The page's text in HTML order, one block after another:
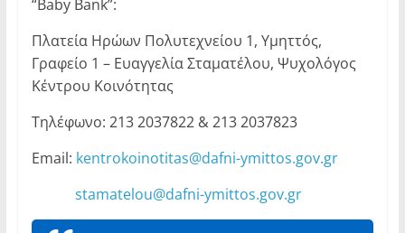
“Baby Bank”:
Πλατεία Ηρώων Πολυτεχνείου 1, Υμηττός,
Γραφείο 1 – Ευαγγελία Σταματέλου, Ψυχολόγος
Κέντρου Κοινότητας
Τηλέφωνο: 213 2037822 & 213 2037823
Email: kentrokoinotitas@dafni-ymittos.gov.gr
stamatelou@dafni-ymittos.gov.gr